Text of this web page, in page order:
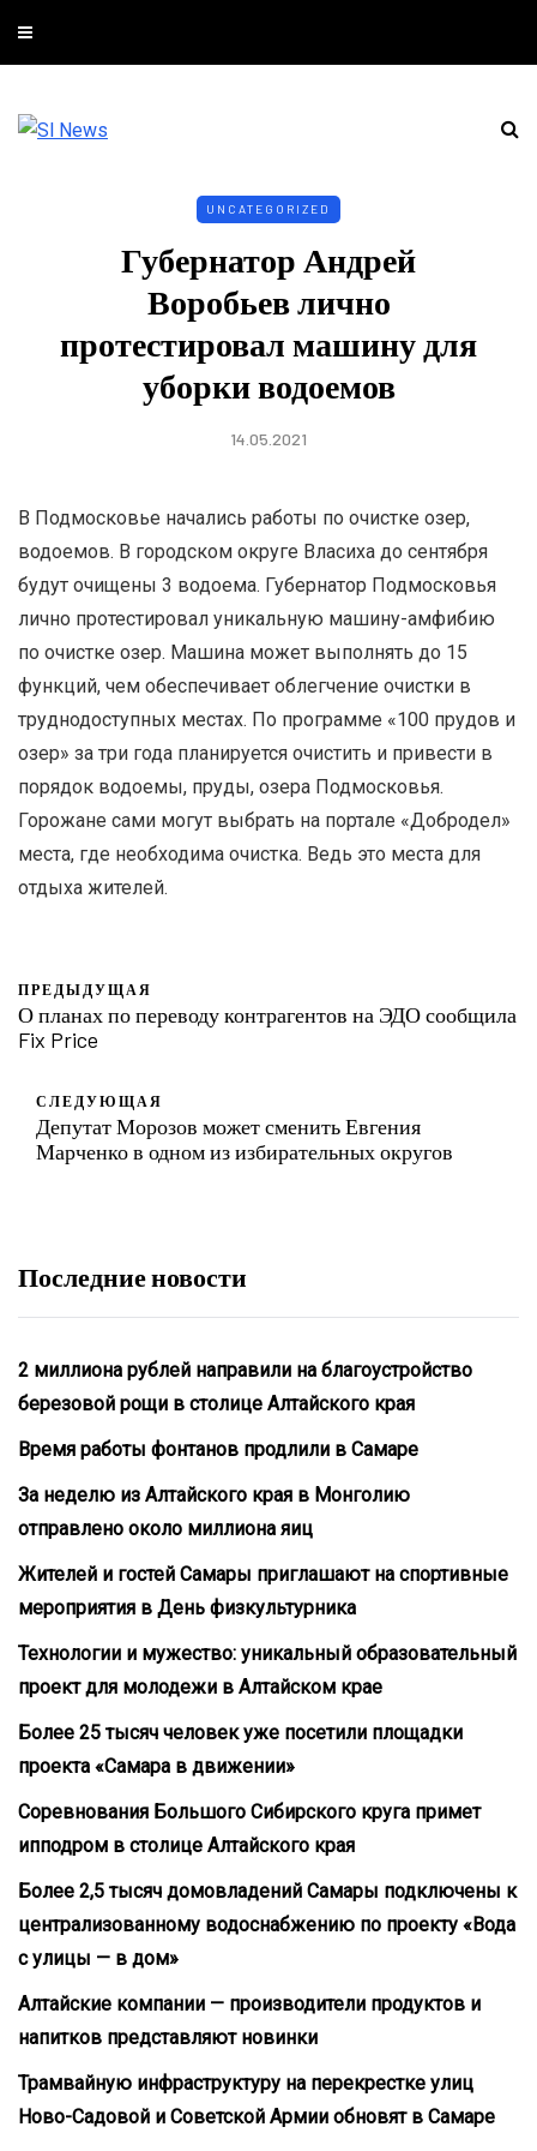
UNCATEGORIZED
Губернатор Андрей
Воробьев лично
протестировал машину для
уборки водоемов
14.05.2021
В Подмосковье начались работы по очистке озер,
водоемов. В городском округе Власиха до сентября
будут очищены 3 водоема. Губернатор Подмосковья
лично протестировал уникальную машину-амфибию
по очистке озер. Машина может выполнять до 15
функций, чем обеспечивает облегчение очистки в
труднодоступных местах. По программе «100 прудов и
озер» за три года планируется очистить и привести в
порядок водоемы, пруды, озера Подмосковья.
Горожане сами могут выбрать на портале «Добродел»
места, где необходима очистка. Ведь это места для
отдыха жителей.
ПРЕДЫДУЩАЯ
О планах по переводу контрагентов на ЭДО сообщила
Fix Price
СЛЕДУЮЩАЯ
Депутат Морозов может сменить Евгения
Марченко в одном из избирательных округов
Последние новости
2 миллиона рублей направили на благоустройство
березовой рощи в столице Алтайского края
Время работы фонтанов продлили в Самаре
За неделю из Алтайского края в Монголию
отправлено около миллиона яиц
Жителей и гостей Самары приглашают на спортивные
мероприятия в День физкультурника
Технологии и мужество: уникальный образовательный
проект для молодежи в Алтайском крае
Более 25 тысяч человек уже посетили площадки
проекта «Самара в движении»
Соревнования Большого Сибирского круга примет
ипподром в столице Алтайского края
Более 2,5 тысяч домовладений Самары подключены к
централизованному водоснабжению по проекту «Вода
с улицы — в дом»
Алтайские компании — производители продуктов и
напитков представляют новинки
Трамвайную инфраструктуру на перекрестке улиц
Ново-Садовой и Советской Армии обновят в Самаре